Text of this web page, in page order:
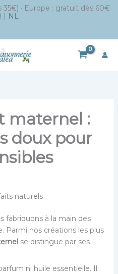
· Europe : gratuit dès 60€
| NL
maternel :
doux pour
naturels
fabriquons à la main des
Parmi nos créations les plus
se distingue par ses
ni huile essentielle. Il